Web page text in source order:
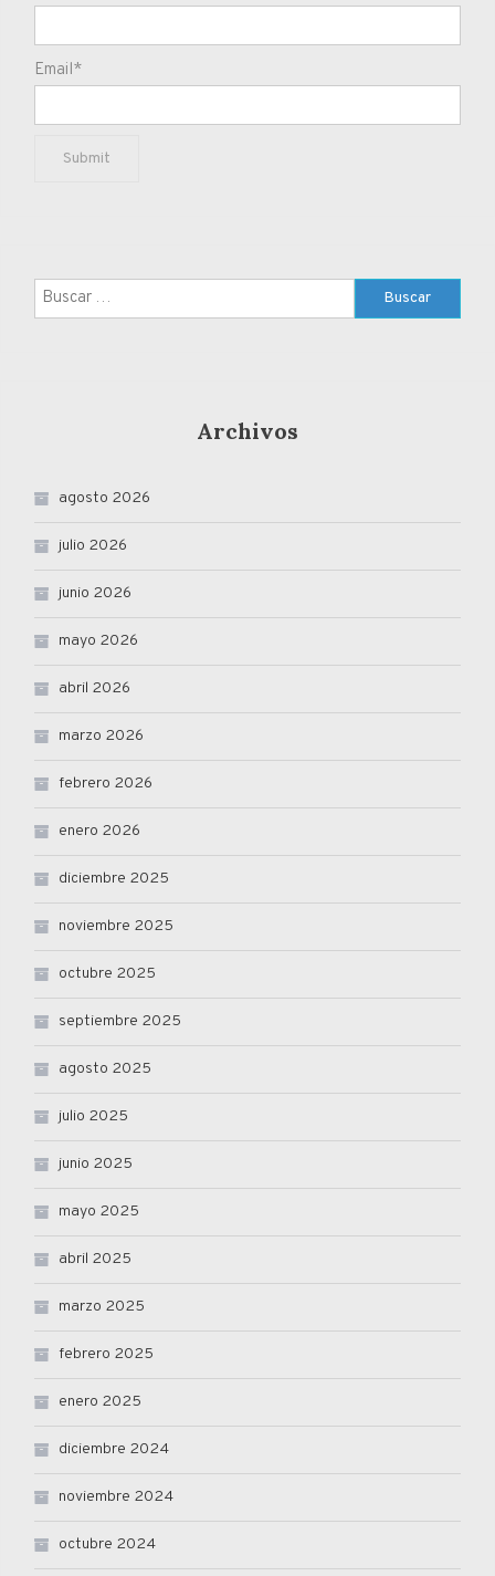
Email*
Buscar:
Archivos
agosto 2026
julio 2026
junio 2026
mayo 2026
abril 2026
marzo 2026
febrero 2026
enero 2026
diciembre 2025
noviembre 2025
octubre 2025
septiembre 2025
agosto 2025
julio 2025
junio 2025
mayo 2025
abril 2025
marzo 2025
febrero 2025
enero 2025
diciembre 2024
noviembre 2024
octubre 2024